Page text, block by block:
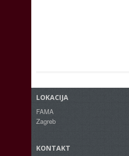
LOKACIJA
FAMA
Zagreb
KONTAKT